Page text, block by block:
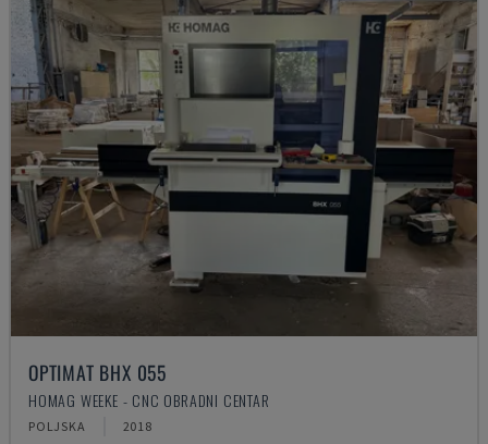
OPTIMAT BHX 055
HOMAG WEEKE - CNC OBRADNI CENTAR
POLJSKA 2018